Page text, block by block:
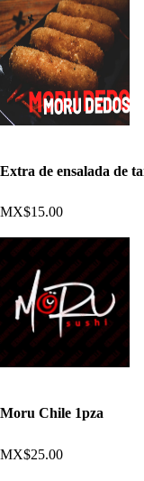
Extra de ensalada de
MX$15.00
Moru Chile 1pza
MX$25.00